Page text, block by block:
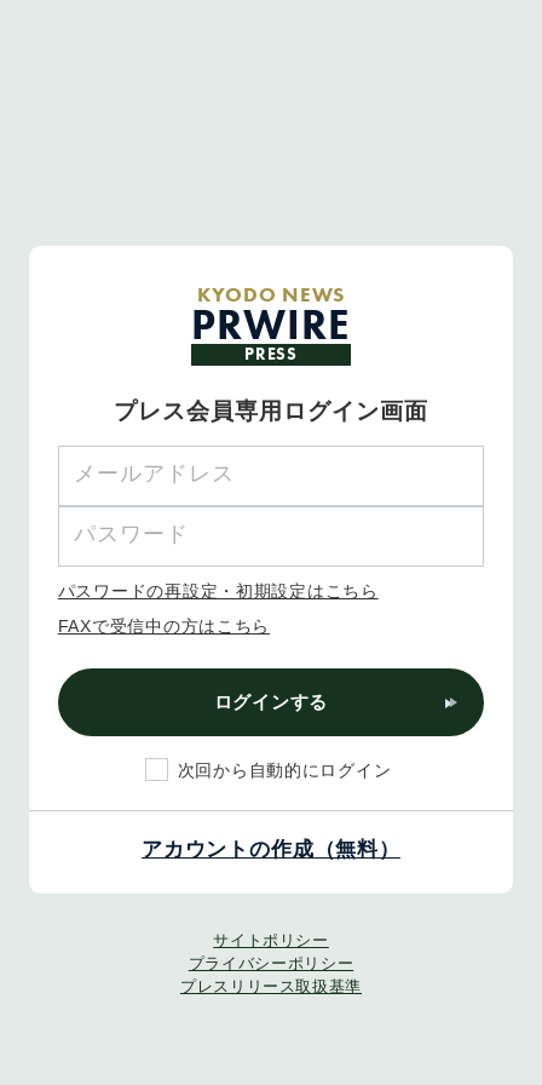
KYODO NEWS
PRWIRE
PRESS
プレス会員専用ログイン画面
パスワードの再設定・初期設定はこちら
FAXで受信中の方はこちら
ログインする
次回から自動的にログイン
アカウントの作成（無料）
サイトポリシー
プライバシーポリシー
プレスリリース取扱基準